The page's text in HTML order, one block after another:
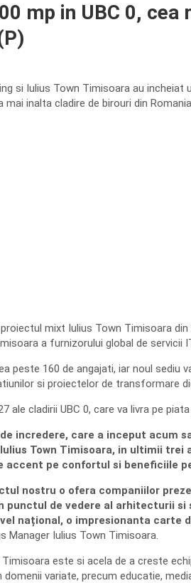
mp in UBC 0,
si Iulius Town Timisoara au
mai inalta cladire de birouri din
mixt Iulius Town Timisoara
a furnizorului global de servicii
160 de angajati, iar noul sediu
si proiectelor de transformare
ale cladirii UBC 0, care va livra pe
incredere, care a inceput acum
Town Timisoara, in ultimii trei
pe confortul si beneficiile
nostru o ofera companiilor
de vedere al arhitecturii
național, o impresionanta carte
Manager Iulius Town Timisoara.
este si acela de a creste
variate, precum educatie,